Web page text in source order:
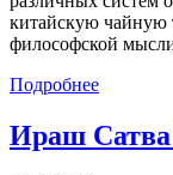
китайскую чайную
философской
Подробнее
Ираш Сатва